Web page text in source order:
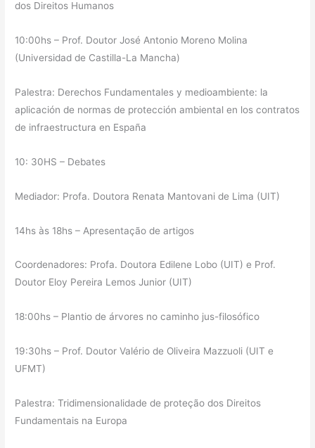
dos Direitos Humanos
10:00hs – Prof. Doutor José Antonio Moreno Molina
(Universidad de Castilla-La Mancha)
Palestra: Derechos Fundamentales y medioambiente: la
aplicación de normas de protección ambiental en los contratos
de infraestructura en España
10: 30HS – Debates
Mediador: Profa. Doutora Renata Mantovani de Lima (UIT)
14hs às 18hs – Apresentação de artigos
Coordenadores: Profa. Doutora Edilene Lobo (UIT) e Prof.
Doutor Eloy Pereira Lemos Junior (UIT)
18:00hs – Plantio de árvores no caminho jus-filosófico
19:30hs – Prof. Doutor Valério de Oliveira Mazzuoli (UIT e
UFMT)
Palestra: Tridimensionalidade de proteção dos Direitos
Fundamentais na Europa